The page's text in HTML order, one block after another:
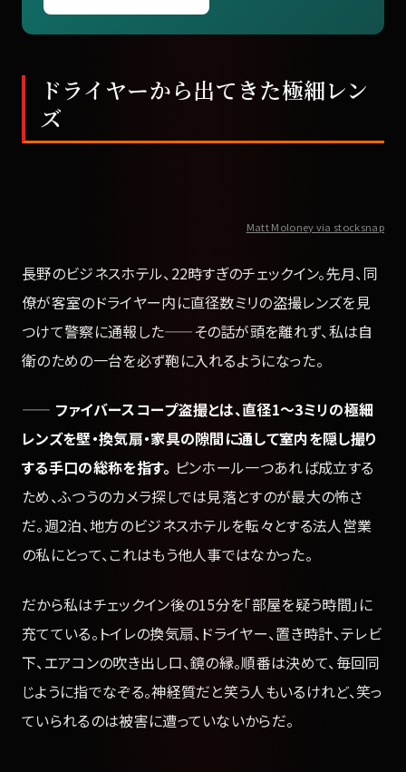
ドライヤーから出てきた極細レン
ズ
Matt Moloney via stocksnap
長野のビジネスホテル、22時すぎのチェックイン。先月、同
僚が客室のドライヤー内に直径数ミリの盗撮レンズを見
つけて警察に通報した——その話が頭を離れず、私は自
衛のための一台を必ず鞄に入れるようになった。
—— ファイバースコープ盗撮とは、直径1〜3ミリの極細
レンズを壁・換気扇・家具の隙間に通して室内を隠し撮り
する手口の総称を指す。 ピンホール一つあれば成立する
ため、ふつうのカメラ探しでは見落とすのが最大の怖さ
だ。週2泊、地方のビジネスホテルを転々とする法人営業
の私にとって、これはもう他人事ではなかった。
だから私はチェックイン後の15分を「部屋を疑う時間」に
充てている。トイレの換気扇、ドライヤー、置き時計、テレビ
下、エアコンの吹き出し口、鏡の縁。順番は決めて、毎回同
じように指でなぞる。神経質だと笑う人もいるけれど、笑っ
ていられるのは被害に遭っていないからだ。